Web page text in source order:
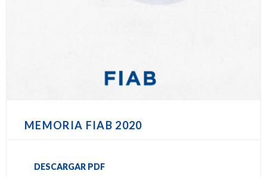
MEMORIA FIAB 2020
DESCARGAR PDF